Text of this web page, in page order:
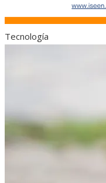
Tecnología